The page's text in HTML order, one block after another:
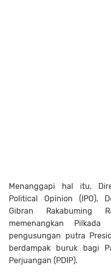
Menanggapi hal itu,
Political Opinion (IPO),
Gibran Rakabuming
memenangkan
pengusungan putra
berdampak buruk bagi
Perjuangan (PDIP).